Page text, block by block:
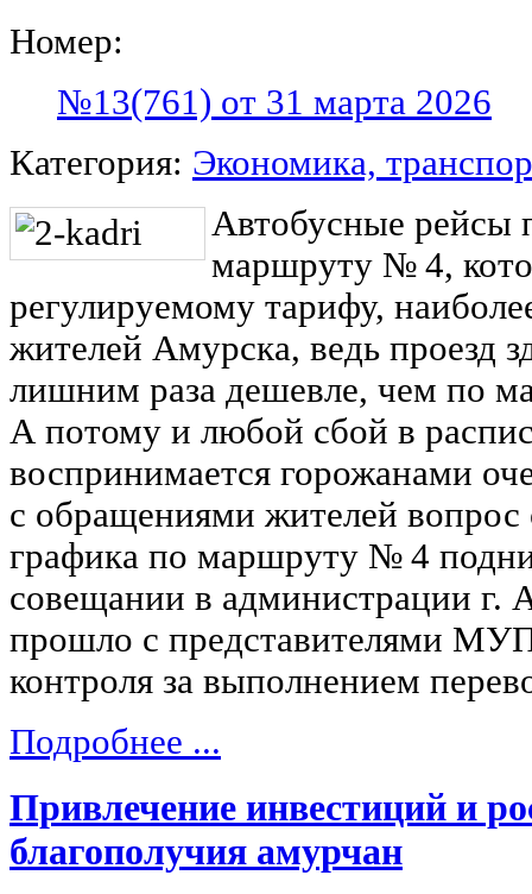
Номер:
№13(761) от 31 марта 2026
Категория: Экономика,
Автобусные рейсы
маршруту № 4,
регулируемому тарифу,
жителей Амурска, ведь проезд
лишним раза дешевле, чем по
А потому и любой сбой в
воспринимается горожанами
с обращениями жителей
графика по маршруту № 4
совещании в администрации г.
прошло с представителями
контроля за выполнением
Подробнее ...
Привлечение инвестиций и
благополучия амурчан